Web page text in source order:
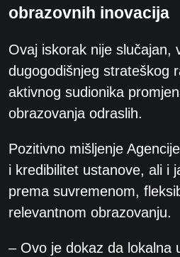
obrazovnih inovacija
Ovaj iskorak nije slučajan,
dugogodišnjeg strateškog
aktivnog sudionika
obrazovanja odraslih.
Pozitivno mišljenje
i kredibilitet ustanove, ali i
prema suvremenom,
relevantnom obrazovanju.
– Ovo je dokaz da lokalna